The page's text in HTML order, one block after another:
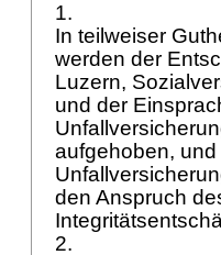
1.
In teilweiser
werden der
Luzern,
und der
aufgehoben,
den Anspruch
2.